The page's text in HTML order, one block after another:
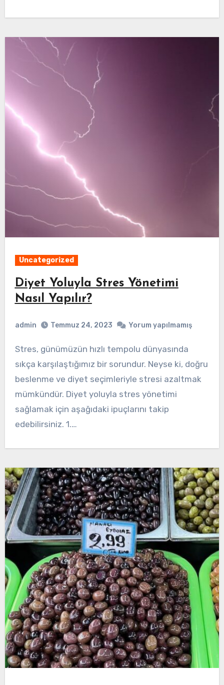
Uncategorized
Diyet Yoluyla Stres Yönetimi
Nasıl Yapılır?
admin Temmuz 24, 2023 Yorum yapılmamış
Stres, günümüzün hızlı tempolu dünyasında
sıkça karşılaştığımız bir sorundur. Neyse ki, doğru
beslenme ve diyet seçimleriyle stresi azaltmak
mümkündür. Diyet yoluyla stres yönetimi
sağlamak için aşağıdaki ipuçlarını takip
edebilirsiniz. 1.…